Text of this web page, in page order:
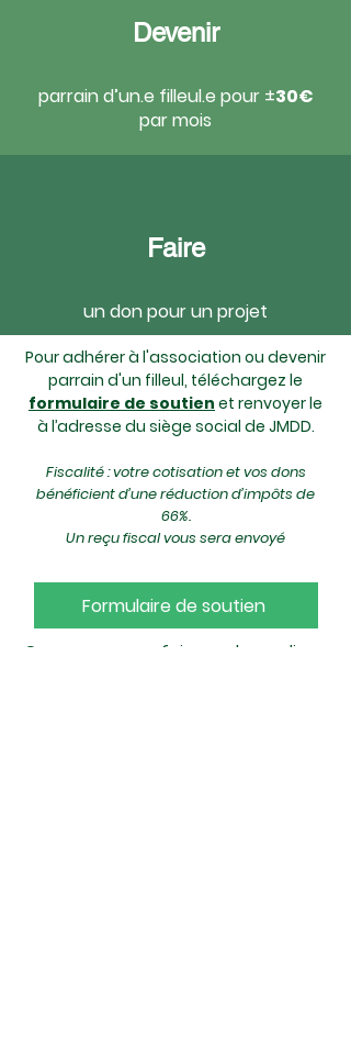
Devenir
parrain d’un.e filleul.e pour ±30€
par mois
Faire
un don pour un projet
Pour adhérer à l'association ou devenir
parrain d'un filleul, téléchargez le
formulaire de soutien et renvoyer le
à l’adresse du siège social de JMDD.
Fiscalité : votre cotisation et vos dons
bénéficient d’une réduction d’impôts de
66%.
Un reçu fiscal vous sera envoyé
Formulaire de soutien
Ou vous pouvez faire un don en ligne